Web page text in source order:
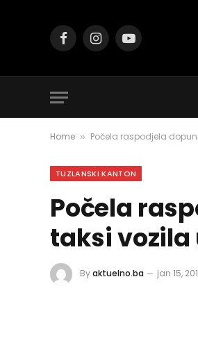
FacebookInstagramYouTube
Home » Počela raspodjela
TUZLANSKI KANTON
Počela
taksi vozila
Byaktuelno.ba jan 15,